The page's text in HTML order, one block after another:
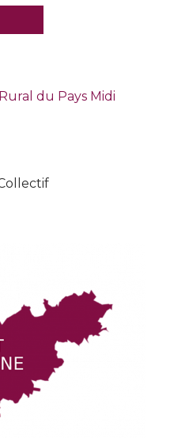
du Pays Midi